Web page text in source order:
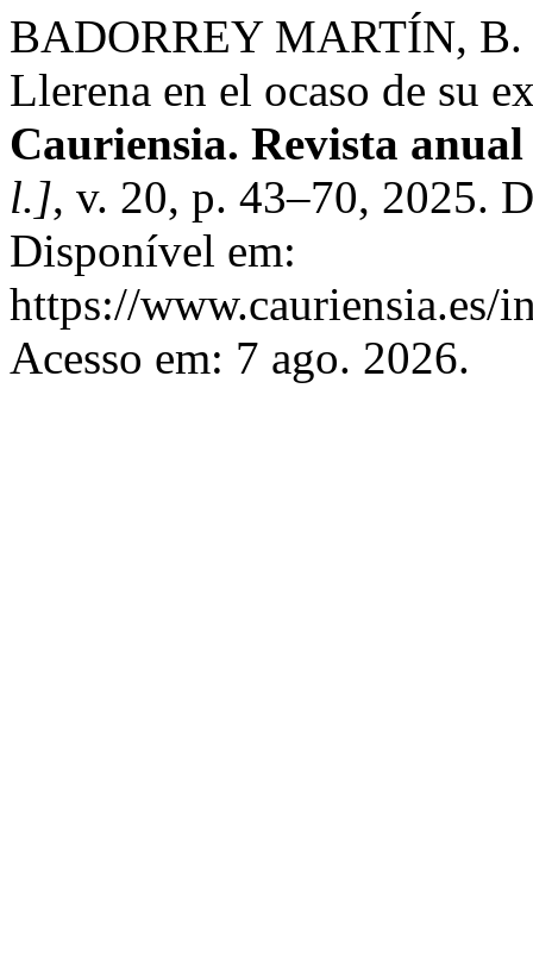
BADORREY MARTÍN, B.
Llerena en el ocaso de su
Cauriensia. Revista
l.], v. 20, p. 43–70, 2025.
Disponível em:
https://www.cauriensia.es/
Acesso em: 7 ago. 2026.